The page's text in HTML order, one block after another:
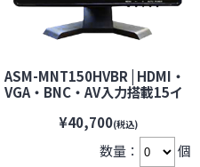
ASM-MNT150HVBR | HDMI・
VGA・BNC・AV入力搭載15イ
【VESA75】【防犯カメラ】
【監視カメラ】【セキュリティ
¥40,700(税込)
数量： 個